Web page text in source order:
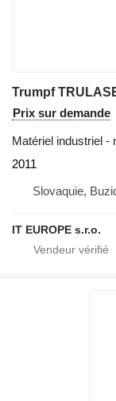
Trumpf
Prix sur demande
Matériel industriel -
2011
Slovaquie,
IT EUROPE s.r.o.